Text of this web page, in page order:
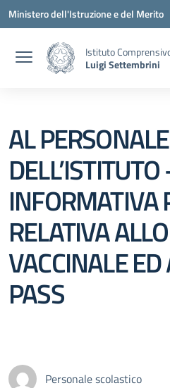
Vai ai contenuti
Vai al menu di navigazione
Vai al footer
Ministero dell'Istruzione e del Merito
Istituto
Luigi Settembrini
AL
INFORMATIVA
RELATIVA
VACCINALE ED
PASS
Personale scolastico